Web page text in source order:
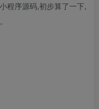
程序源码,初步算了一下,